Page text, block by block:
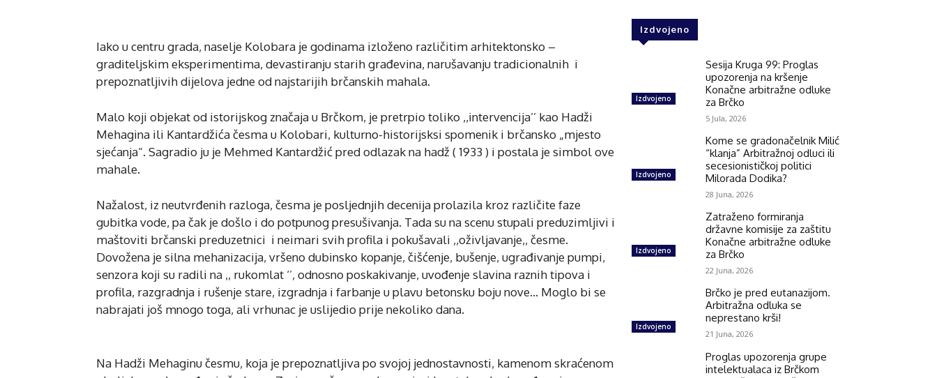
Iako u centru grada, naselje Kolobara je godinama izloženo različitim arhitektonsko –
graditeljskim eksperimentima, devastiranju starih građevina, narušavanju tradicionalnih i
prepoznatljivih dijelova jedne od najstarijih brčanskih mahala.
Malo koji objekat od istorijskog značaja u Brčkom, je pretrpio toliko ,,intervencija’’ kao Hadži
Mehagina ili Kantardžića česma u Kolobari, kulturno-historijsksi spomenik i brčansko „mjesto
sjećanja“. Sagradio ju je Mehmed Kantardžić pred odlazak na hadž ( 1933 ) i postala je simbol ove
mahale.
Nažalost, iz neutvrđenih razloga, česma je posljednjih decenija prolazila kroz različite faze
gubitka vode, pa čak je došlo i do potpunog presušivanja. Tada su na scenu stupali preduzimljivi i
maštoviti brčanski preduzetnici i neimari svih profila i pokušavali ,,oživljavanje,, česme.
Dovožena je silna mehanizacija, vršeno dubinsko kopanje, čišćenje, bušenje, ugrađivanje pumpi,
senzora koji su radili na ,, rukomlat ‘’, odnosno poskakivanje, uvođenje slavina raznih tipova i
profila, razgradnja i rušenje stare, izgradnja i farbanje u plavu betonsku boju nove… Moglo bi se
nabrajati još mnogo toga, ali vrhunac je uslijedio prije nekoliko dana.
Na Hadži Mehaginu česmu, koja je prepoznatljiva po svojoj jednostavnosti, kamenom skraćenom
Izdvojeno
Izdvojeno
Sesija Kruga 99: Proglas
upozorenja na kršenje
Konačne arbitražne odluke
za Brčko
5 Jula, 2026
Izdvojeno
Kome se gradonačelnik Milić
“klanja” Arbitražnoj odluci ili
secesionističkoj politici
Milorada Dodika?
28 Juna, 2026
Izdvojeno
Zatraženo formiranja
državne komisije za zaštitu
Konačne arbitražne odluke
za Brčko
22 Juna, 2026
Izdvojeno
Brčko je pred eutanazijom.
Arbitražna odluka se
neprestano krši!
21 Juna, 2026
Proglas upozorenja grupe
intelektualaca iz Brčkom